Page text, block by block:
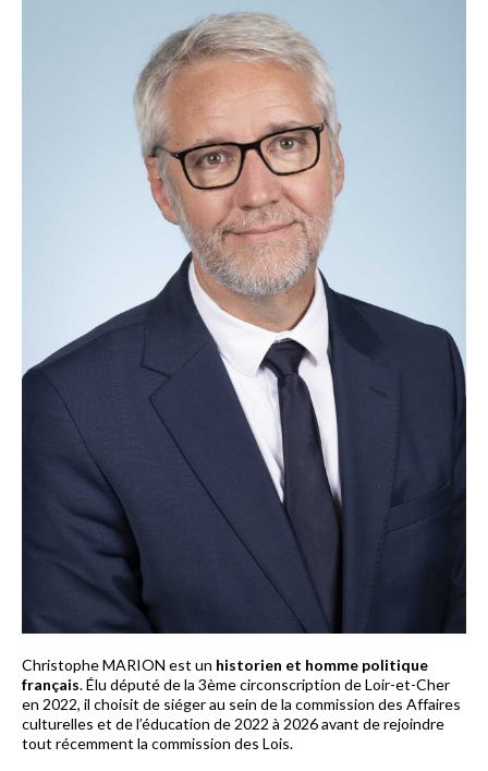
Christophe MARION est un historien et homme politique
français. Élu député de la 3ème circonscription de Loir-et-Cher
en 2022, il choisit de siéger au sein de la commission des Affaires
culturelles et de l’éducation de 2022 à 2026 avant de rejoindre
tout récemment la commission des Lois.